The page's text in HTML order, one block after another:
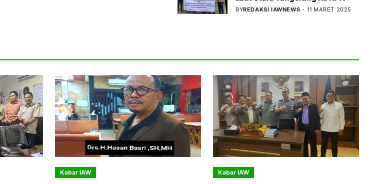
BYREDAKSI IAWNEWS 11 MARET 2025
Kabar IAW Kabar IAW